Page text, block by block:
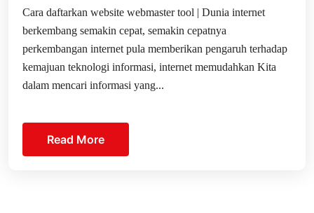
Cara daftarkan website webmaster tool | Dunia internet
berkembang semakin cepat, semakin cepatnya
perkembangan internet pula memberikan pengaruh terhadap
kemajuan teknologi informasi, internet memudahkan Kita
dalam mencari informasi yang...
Read More